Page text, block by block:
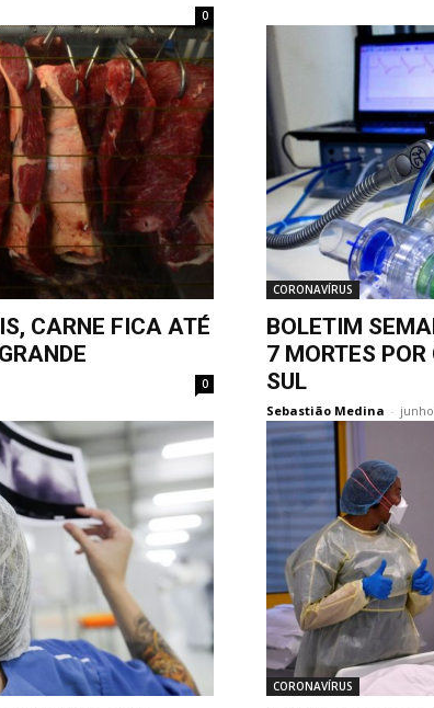
0
CARNE FICA ATÉ
0
CORONAVÍRUS
BOLETIM
7 MORTES
SUL
Sebastião Medina -
CORONAVÍRUS